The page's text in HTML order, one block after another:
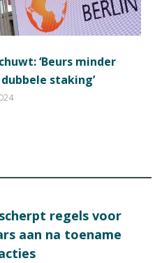
‘Beurs minder
staking’
regels voor
aan na toename